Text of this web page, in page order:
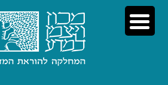
דלג
לתוכן
דלג
לניווט